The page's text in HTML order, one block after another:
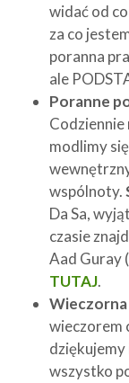
widać od
za co
poranna
ale
Poranne
Codziennie
modlimy
wspólnoty.
Da Sa,
czasie
Aad Guray
TUTAJ.
Wieczorna
wieczorem
dziękujemy
wszystko